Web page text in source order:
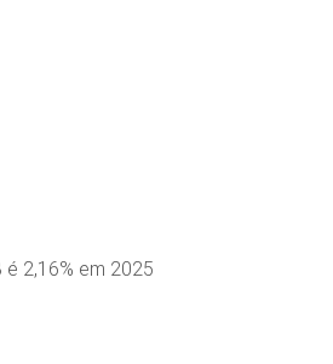
2,16% em 2025